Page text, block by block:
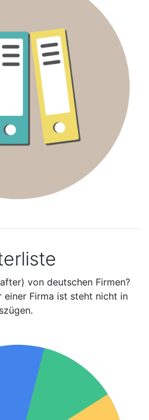
von deutschen Firmen?
einer Firma ist steht nicht in